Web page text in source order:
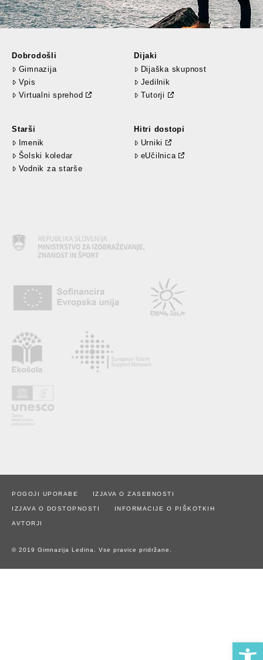
Dobrodošli
Gimnazija
Vpis
Virtualni sprehod
Dijaki
Dijaška skupnost
Jedilnik
Tutorji
Starši
Imenik
Šolski koledar
Vodnik za starše
Hitri dostopi
Urniki
eUčilnica
POGOJI UPORABE IZJAVA O ZASEBNOSTI
IZJAVA O DOSTOPNOSTI INFORMACIJE O PIŠKOTKIH
AVTORJI
© 2019 Gimnazija Ledina. Vse pravice pridržane.